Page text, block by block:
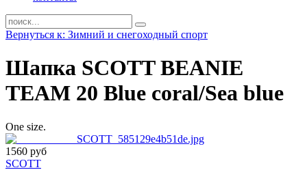
Вернуться к: Зимний и снегоходный спорт
Шапка SCOTT BEANIE
TEAM 20 Blue coral/Sea blue
One size.
1560 руб
SCOTT